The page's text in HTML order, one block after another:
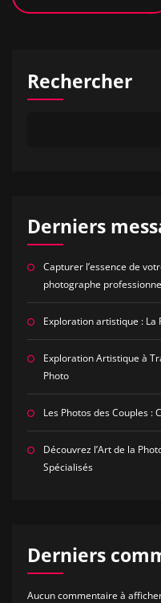
Rechercher
Derniers
Capturer l’essence de
photographe
Exploration artistique : La
Exploration Artistique à
Photo
Les Photos des Couples :
Découvrez l’Art de la
Spécialisés
Derniers
Aucun commentaire à